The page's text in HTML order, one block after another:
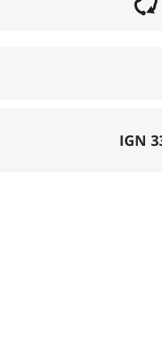
lorsqu'il s'agit d'une
peut se réaliser
La difficulté
IGN